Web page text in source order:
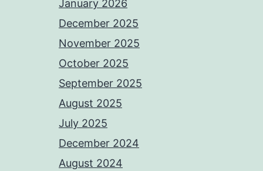
January 2026
December 2025
November 2025
October 2025
September 2025
August 2025
July 2025
December 2024
August 2024